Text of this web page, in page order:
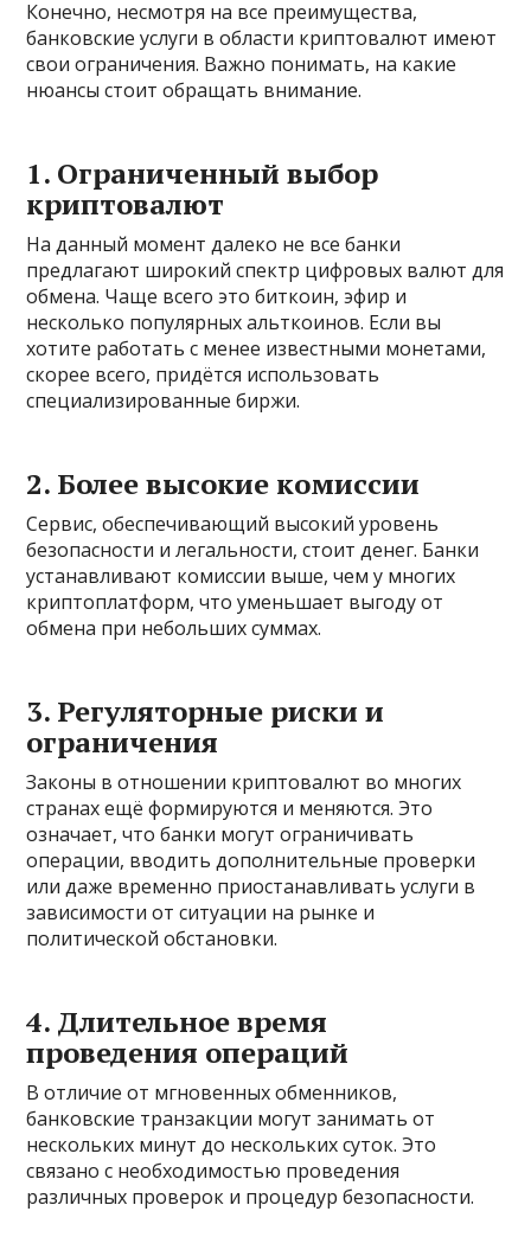
Конечно, несмотря на все преимущества,
банковские услуги в области криптовалют имеют
свои ограничения. Важно понимать, на какие
нюансы стоит обращать внимание.
1. Ограниченный выбор
криптовалют
На данный момент далеко не все банки
предлагают широкий спектр цифровых валют для
обмена. Чаще всего это биткоин, эфир и
несколько популярных альткоинов. Если вы
хотите работать с менее известными монетами,
скорее всего, придётся использовать
специализированные биржи.
2. Более высокие комиссии
Сервис, обеспечивающий высокий уровень
безопасности и легальности, стоит денег. Банки
устанавливают комиссии выше, чем у многих
криптоплатформ, что уменьшает выгоду от
обмена при небольших суммах.
3. Регуляторные риски и
ограничения
Законы в отношении криптовалют во многих
странах ещё формируются и меняются. Это
означает, что банки могут ограничивать
операции, вводить дополнительные проверки
или даже временно приостанавливать услуги в
зависимости от ситуации на рынке и
политической обстановки.
4. Длительное время
проведения операций
В отличие от мгновенных обменников,
банковские транзакции могут занимать от
нескольких минут до нескольких суток. Это
связано с необходимостью проведения
различных проверок и процедур безопасности.